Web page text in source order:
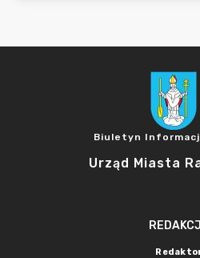
Biuletyn
Urząd Miasta